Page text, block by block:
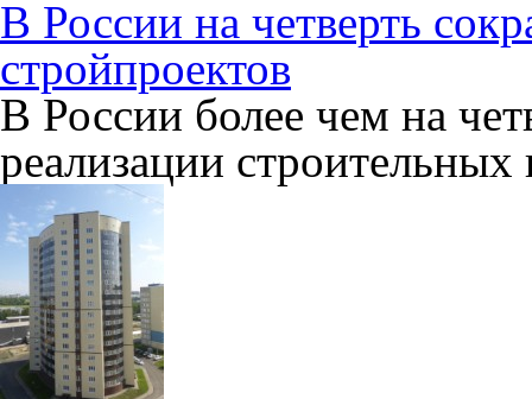
В России на четверть
стройпроектов
В России более чем на
реализации строительных